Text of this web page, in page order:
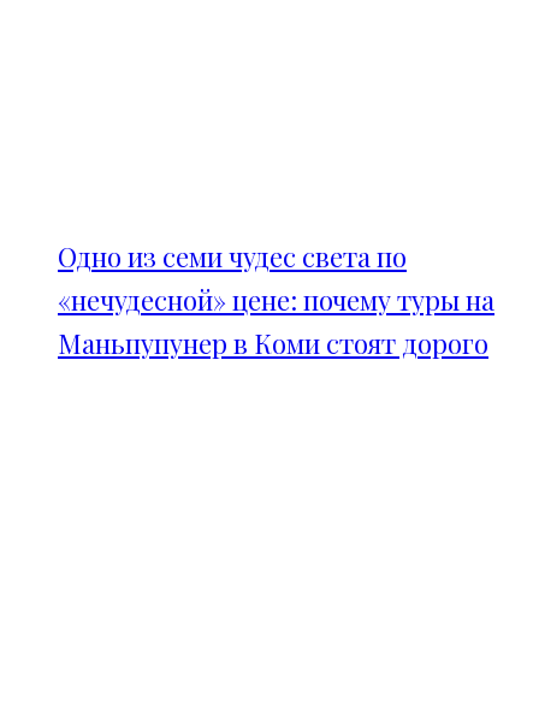
Одно из семи чудес света по
«нечудесной» цене: почему туры на
Маньпупунер в Коми стоят дорого